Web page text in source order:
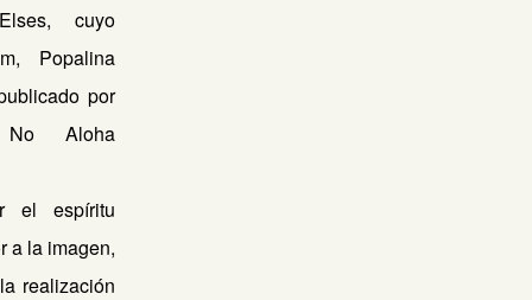
cuyo
Popalina
por
Aloha
el espíritu
a la imagen,
realización